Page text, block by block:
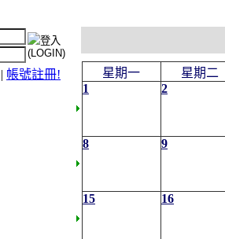
| 帳號註冊!
星期一
星期二
1
2
8 9
15 16